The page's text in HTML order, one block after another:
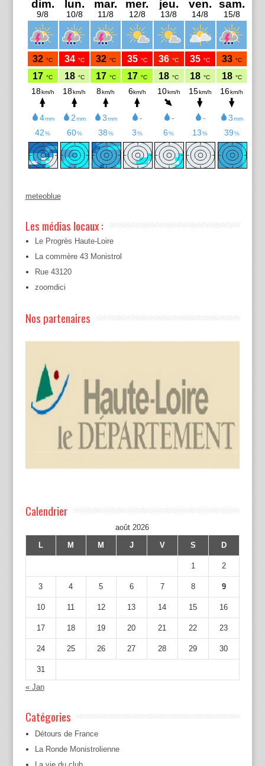
meteoblue
Les médias locaux :
Le Progrès Haute-Loire
La commère 43 Monistrol
Rue 43120
zoomdici
Nos partenaires
Calendrier
août 2026
L
M M J V S D
1 2
3 4 5 6 7 8 9
10 11 12 13 14 15 16
17 18 19 20 21 22 23
24 25 26 27 28 29 30
31
« Jan
Catégories
Détours de France
La Ronde Monistrolienne